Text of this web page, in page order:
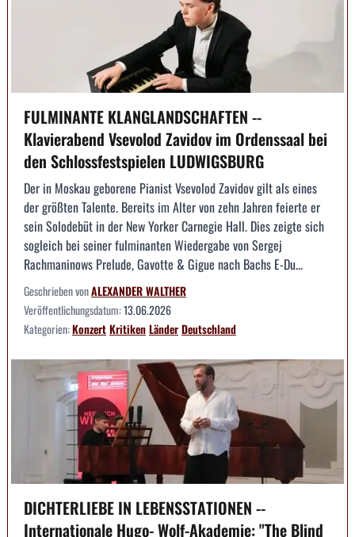
FULMINANTE KLANGLANDSCHAFTEN --
Klavierabend Vsevolod Zavidov im Ordenssaal bei
den Schlossfestspielen LUDWIGSBURG
Der in Moskau geborene Pianist Vsevolod Zavidov gilt als eines
der größten Talente. Bereits im Alter von zehn Jahren feierte er
sein Solodebüt in der New Yorker Carnegie Hall. Dies zeigte sich
sogleich bei seiner fulminanten Wiedergabe von Sergej
Rachmaninows Prelude, Gavotte & Gigue nach Bachs E-Du...
Geschrieben vonALEXANDER WALTHER
Veröffentlichungsdatum:13.06.2026
Kategorien:KonzertKritikenLänderDeutschland
DICHTERLIEBE IN LEBENSSTATIONEN --
Internationale Hugo- Wolf-Akademie: "The Blind